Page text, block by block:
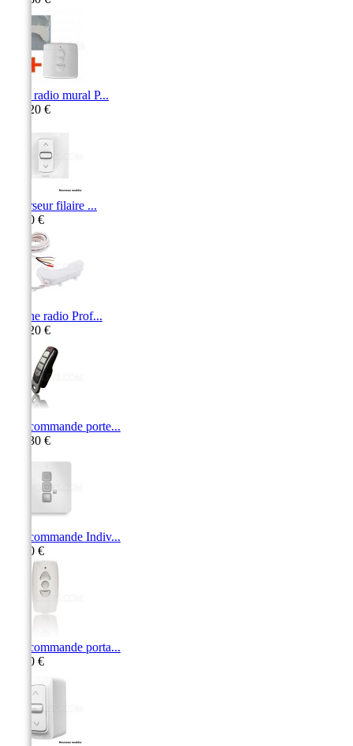
Pack radio mural P...
265,20 €
Inverseur filaire ...
16,50 €
Platine radio Prof...
177,20 €
Télécommande porte...
128,30 €
Télécommande Indiv...
91,30 €
Télécommande porta...
71,10 €